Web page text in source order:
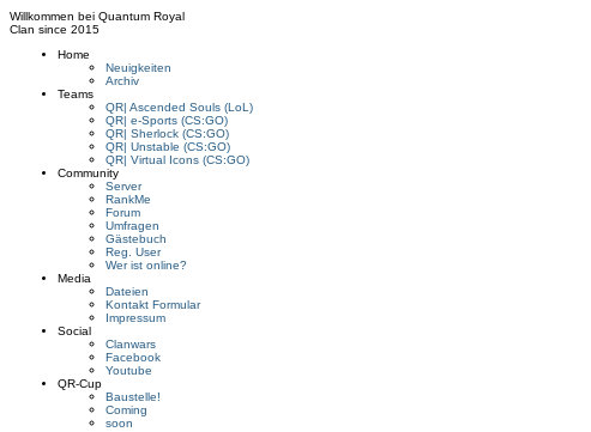
Willkommen bei Quantum Royal
Clan since 2015
Home
Neuigkeiten
Archiv
Teams
QR| Ascended Souls (LoL)
QR| e-Sports (CS:GO)
QR| Sherlock (CS:GO)
QR| Unstable (CS:GO)
QR| Virtual Icons (CS:GO)
Community
Server
RankMe
Forum
Umfragen
Gästebuch
Reg. User
Wer ist online?
Media
Dateien
Kontakt Formular
Impressum
Social
Clanwars
Facebook
Youtube
QR-Cup
Baustelle!
Coming
soon